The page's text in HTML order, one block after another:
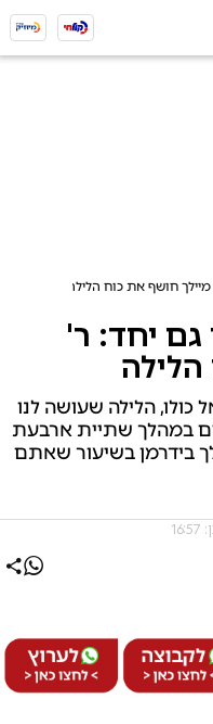
חושף את כוח הלילה
גם יחד: ר'
כולו, הלילה שעושה לנו
במהלך שתיית ארבעת
בידרמן בשיעור שאתם